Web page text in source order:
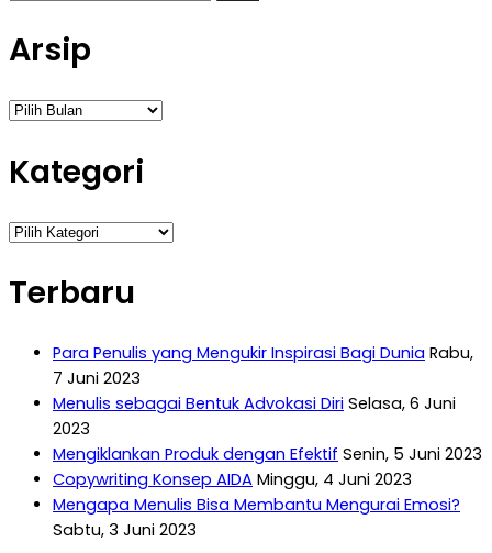
Arsip
Arsip
Kategori
Kategori
Terbaru
Para Penulis yang Mengukir Inspirasi Bagi Dunia Rabu,
7 Juni 2023
Menulis sebagai Bentuk Advokasi Diri Selasa, 6 Juni
2023
Mengiklankan Produk dengan Efektif Senin, 5 Juni 2023
Copywriting Konsep AIDA Minggu, 4 Juni 2023
Mengapa Menulis Bisa Membantu Mengurai Emosi?
Sabtu, 3 Juni 2023